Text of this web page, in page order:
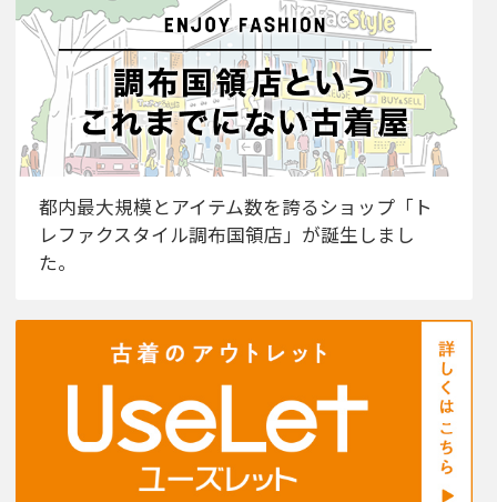
都内最大規模とアイテム数を誇るショップ「ト
レファクスタイル調布国領店」が誕生しまし
た。